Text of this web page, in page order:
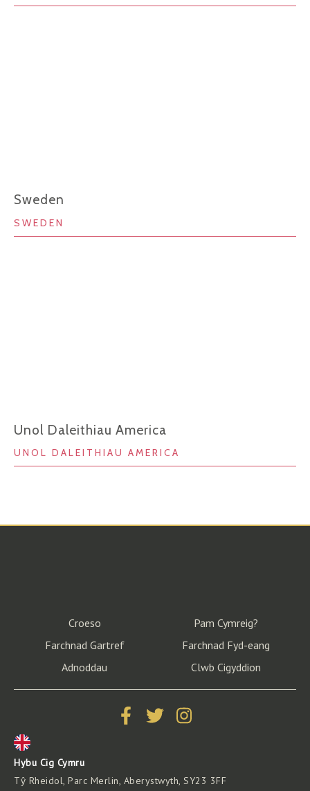
Sweden
SWEDEN
Unol Daleithiau America
UNOL DALEITHIAU AMERICA
Croeso
Pam Cymreig?
Farchnad Gartref
Farchnad Fyd-eang
Adnoddau
Clwb Cigyddion
Hybu Cig Cymru
Tŷ Rheidol, Parc Merlin, Aberystwyth, SY23 3FF